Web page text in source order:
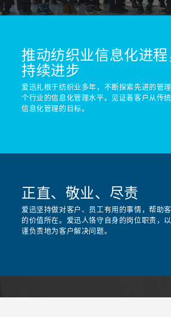
推动纺织业信息化进程
持续进步
爱迅扎根于纺织业多年，不断探索先进的管
个行业的信息化管理水平。见证着客户从传
信息化管理的目标。
正直、敬业、尽责
爱迅坚持做对客户、员工有用的事情，帮助
的价值所在。爱迅人恪守自身的岗位职责，
谨负责地为客户解决问题。